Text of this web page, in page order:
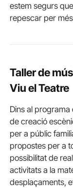
estem segurs
repescar per
Taller de
Viu el Teatre
Dins al
de creació
per a públic
propostes per a
possibilitat de
activitats a la
desplaçaments,